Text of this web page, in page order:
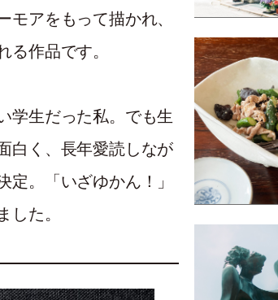
アをもって描かれ、
る作品です。
学生だった私。でも生
白く、長年愛読しなが
定。「いざゆかん！」
した。